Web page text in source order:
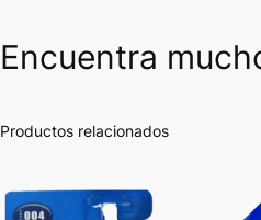
Encuentra
Productos relacionados